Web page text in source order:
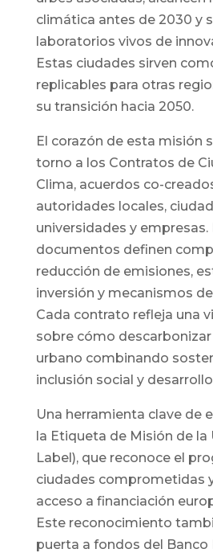
climática antes de 2030 y
laboratorios vivos de
Estas ciudades sirven
replicables para otras
su transición hacia 2050.
El corazón de esta misión
torno a los Contratos de
Clima, acuerdos co-
autoridades locales,
universidades y empresas.
documentos definen
reducción de emisiones,
inversión y mecanismos
Cada contrato refleja una
sobre cómo
urbano combinando
inclusión social y
Una herramienta clave de
la Etiqueta de Misión de la
Label), que reconoce el
ciudades comprometidas
acceso a financiación
Este reconocimiento
puerta a fondos del Banco